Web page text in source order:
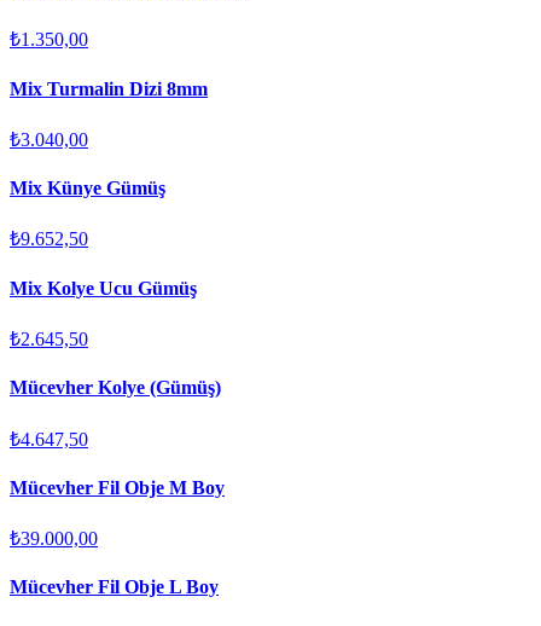
₺1.350,00
Mix Turmalin Dizi 8mm
₺3.040,00
Mix Künye Gümüş
₺9.652,50
Mix Kolye Ucu Gümüş
₺2.645,50
Mücevher Kolye (Gümüş)
₺4.647,50
Mücevher Fil Obje M Boy
₺39.000,00
Mücevher Fil Obje L Boy